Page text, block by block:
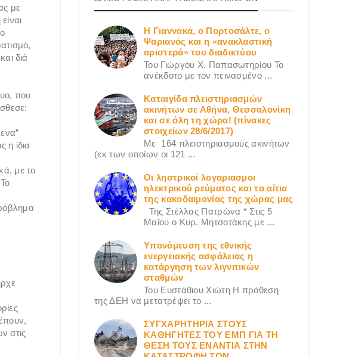
με
διά
που
η ίδια
με το
στις
Η Γιαννακά, ο Πορτοσάλτε, ο
Ψαριανός και η «ανακλαστική
αριστερά» του διαδικτύου
Του Γιώργου X. Παπασωτηρίου Το
ανέκδοτο με τον πεινασμένο ...
Καταιγίδα πλειστηριασμών
ακινήτων σε Αθήνα, Θεσσαλονίκη
και σε όλη τη χώρα! (πίνακες
στοιχείων 28/6/2017)
Με 164 πλειστηριασμούς ακινήτων
(εκ των οποίων οι 121 ...
Οι ληστρικοί λογαριασμοι
ηλεκτρικού ρεύματος και τα αίτια
της κακοδαιμονίας της χώρας μας
Της Στέλλας Πατρώνα * Στις 5
Μαϊου ο Κυρ. Μητσοτάκης με ...
Υπονόμευση της εθνικής
ενεργειακής ασφάλειας η
κατάργηση των λιγνιτικών
σταθμών
Του Ευστάθιου Χιώτη Η πρόθεση
της ΔΕΗ να μετατρέψει το ...
ΣΥΓΧΑΡΗΤΗΡΙΑ ΣΤΟΥΣ
ΚΑΘΗΓΗΤΕΣ ΤΟΥ ΕΜΠ ΓΙΑ ΤΗ
ΘΕΣΗ ΤΟΥΣ ΕΝΑΝΤΙΑ ΣΤΗΝ